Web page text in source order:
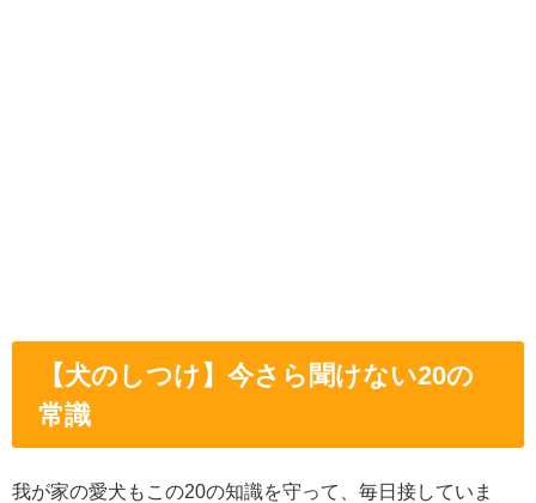
【犬のしつけ】今さら聞けない20の
常識
我が家の愛犬もこの20の知識を守って、毎日接していま